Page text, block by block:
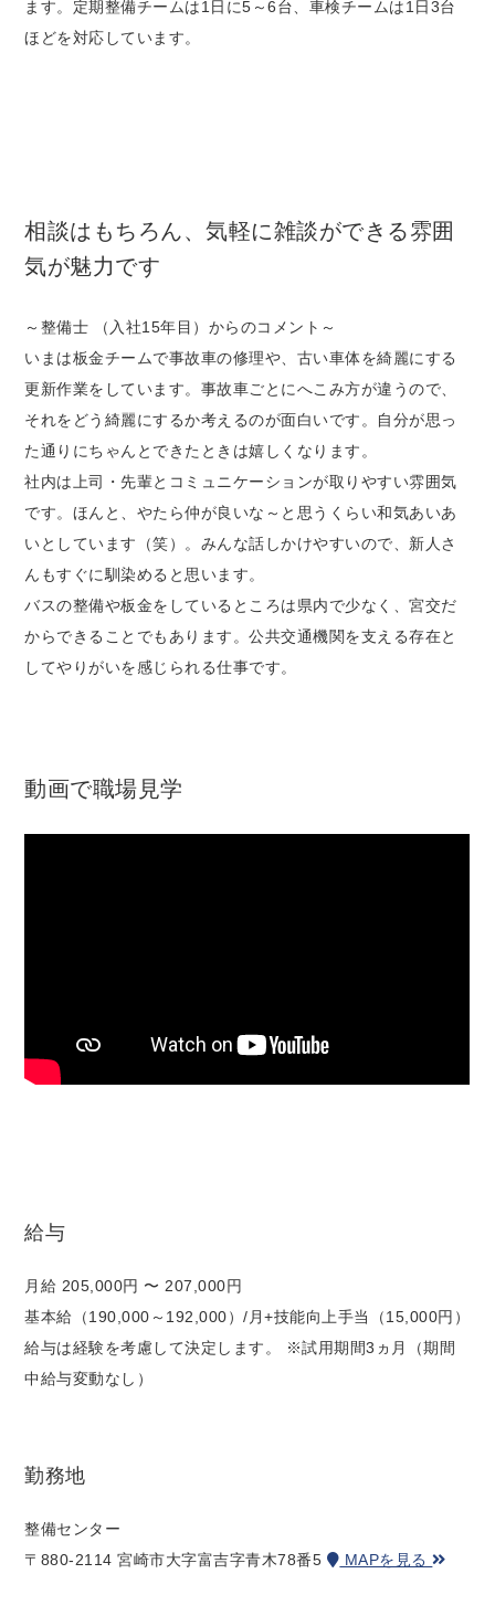
ます。定期整備チームは1日に5～6台、車検チームは1日3台
ほどを対応しています。
相談はもちろん、気軽に雑談ができる雰囲
気が魅力です
～整備士 （入社15年目）からのコメント～
いまは板金チームで事故車の修理や、古い車体を綺麗にする
更新作業をしています。事故車ごとにへこみ方が違うので、
それをどう綺麗にするか考えるのが面白いです。自分が思っ
た通りにちゃんとできたときは嬉しくなります。
社内は上司・先輩とコミュニケーションが取りやすい雰囲気
です。ほんと、やたら仲が良いな～と思うくらい和気あいあ
いとしています（笑）。みんな話しかけやすいので、新人さ
んもすぐに馴染めると思います。
バスの整備や板金をしているところは県内で少なく、宮交だ
からできることでもあります。公共交通機関を支える存在と
してやりがいを感じられる仕事です。
動画で職場見学
給与
月給 205,000円 〜 207,000円
基本給（190,000～192,000）/月+技能向上手当（15,000円）
給与は経験を考慮して決定します。 ※試用期間3ヵ月（期間
中給与変動なし）
勤務地
整備センター
〒880-2114 宮崎市大字富吉字青木78番5
MAPを見る